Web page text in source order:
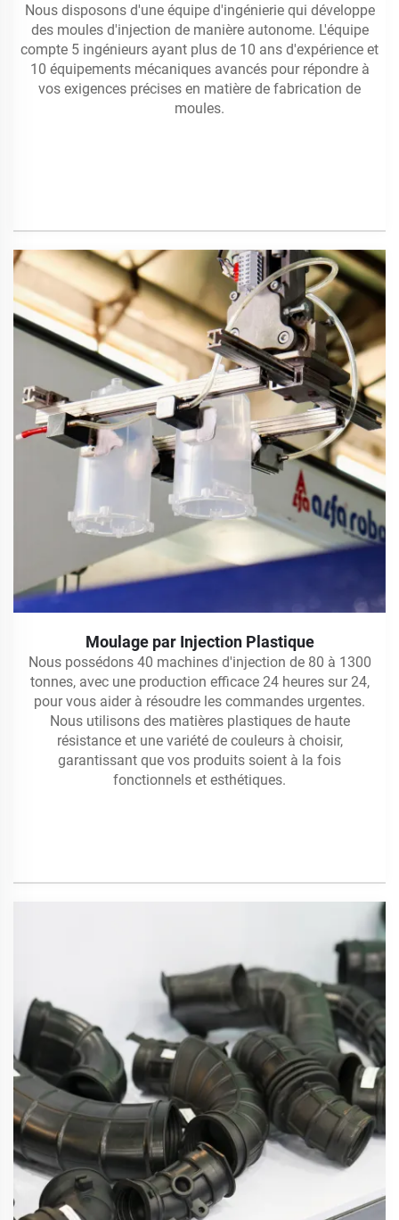
Nous disposons d'une équipe d'ingénierie qui développe
des moules d'injection de manière autonome. L'équipe
compte 5 ingénieurs ayant plus de 10 ans d'expérience et
10 équipements mécaniques avancés pour répondre à
vos exigences précises en matière de fabrication de
moules.
Moulage par Injection Plastique
Nous possédons 40 machines d'injection de 80 à 1300
tonnes, avec une production efficace 24 heures sur 24,
pour vous aider à résoudre les commandes urgentes.
Nous utilisons des matières plastiques de haute
résistance et une variété de couleurs à choisir,
garantissant que vos produits soient à la fois
fonctionnels et esthétiques.